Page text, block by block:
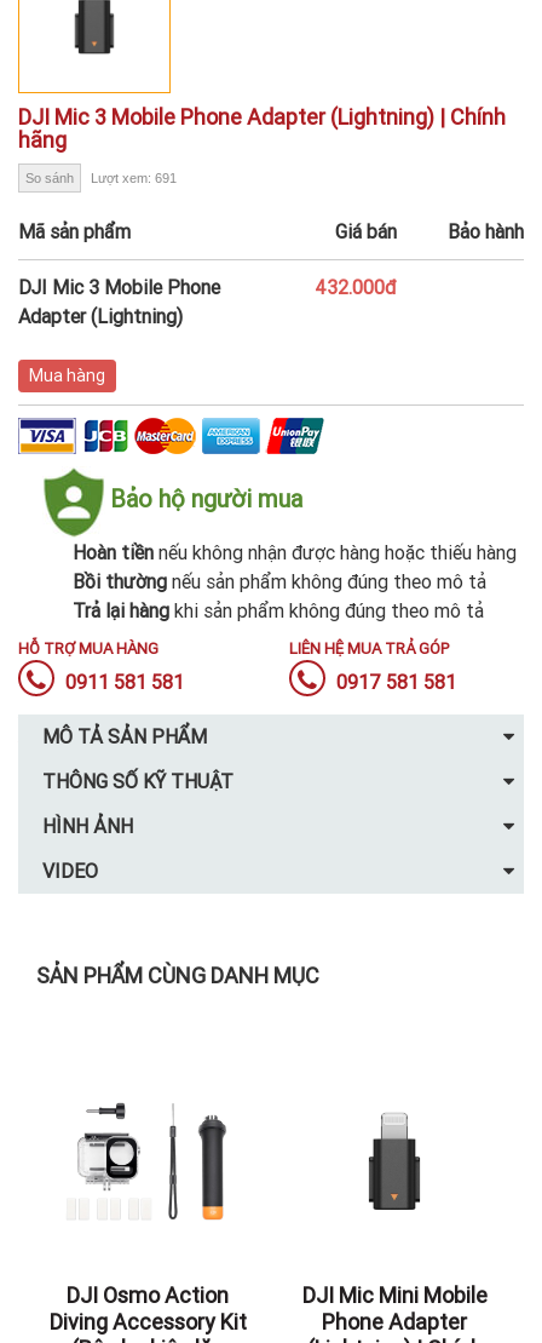
DJI Mic 3 Mobile Phone Adapter (Lightning) | Chính
hãng
So sánh Lượt xem: 691
Mã sản phẩm Giá bán Bảo hành
DJI Mic 3 Mobile Phone
Adapter (Lightning)
432.000đ
Mua hàng
Bảo hộ người mua
Hoàn tiền nếu không nhận được hàng hoặc thiếu hàng
Bồi thường nếu sản phẩm không đúng theo mô tả
Trả lại hàng khi sản phẩm không đúng theo mô tả
HỖ TRỢ MUA HÀNG
0911 581 581
LIÊN HỆ MUA TRẢ GÓP
0917 581 581
MÔ TẢ SẢN PHẨM
THÔNG SỐ KỸ THUẬT
HÌNH ẢNH
VIDEO
SẢN PHẨM CÙNG DANH MỤC
DJI Osmo Action
Diving Accessory Kit
DJI Mic Mini Mobile
Phone Adapter